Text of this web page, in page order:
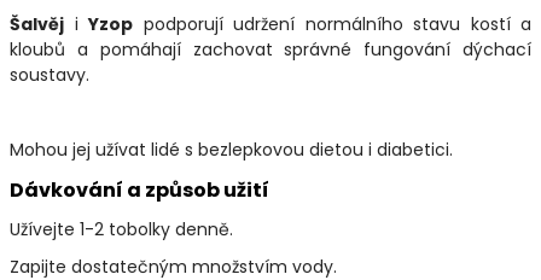
Šalvěj iYzop podporují udržení normálního stavu kostí a
kloubů a pomáhají zachovat správné fungování dýchací
soustavy.
Mohou jej užívat lidé s bezlepkovou dietou i diabetici.
Dávkování a způsob užití
Užívejte 1-2 tobolky denně.
Zapijte dostatečným množstvím vody.